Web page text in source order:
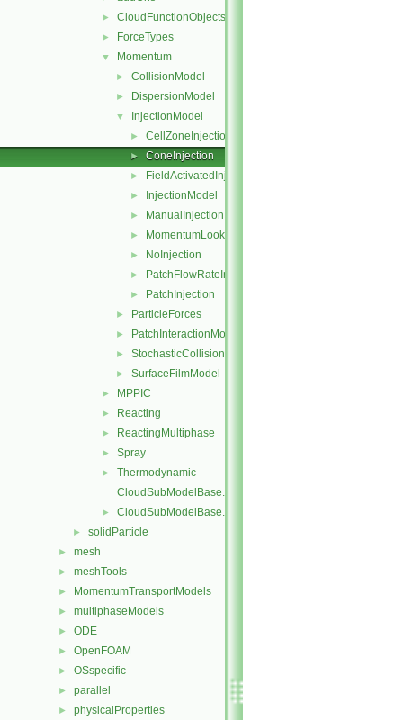
► CloudFunctionObjects
► ForceTypes
▼ Momentum
► CollisionModel
► DispersionModel
▼ InjectionModel
► CellZoneInjection
► ConeInjection
► FieldActivatedInjection
► InjectionModel
► ManualInjection
► MomentumLookupTableInjection
► NoInjection
► PatchFlowRateInjection
► PatchInjection
► ParticleForces
► PatchInteractionModel
► StochasticCollision
► SurfaceFilmModel
► MPPIC
► Reacting
► ReactingMultiphase
► Spray
►
Thermodynamic
CloudSubModelBase.C
► CloudSubModelBase.H
► solidParticle
► mesh
► meshTools
► MomentumTransportModels
► multiphaseModels
► ODE
► OpenFOAM
► OSspecific
► parallel
► physicalProperties